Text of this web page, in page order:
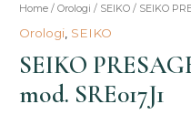
Home /Orologi / SEIKO / SEIKO
Orologi SEIKO
SEIKO
mod. SRE017J1
Il
originale
Il
SEIKO
PRESAGE
COCKTAIL
-
mod.